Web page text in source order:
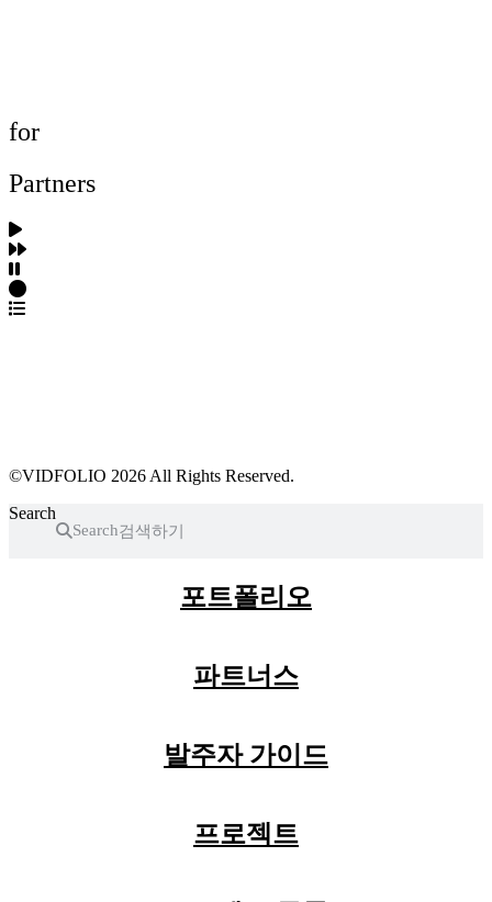
for
Partners
©VIDFOLIO 2026 All Rights Reserved.
Search
Search
포트폴리오
파트너스
발주자 가이드
프로젝트